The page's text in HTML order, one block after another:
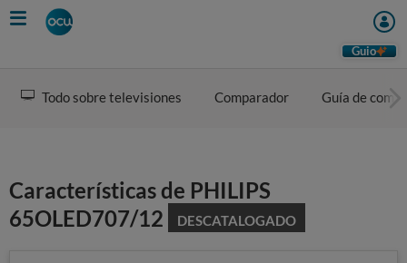
Skip
to
Guio
Todo sobre televisiones Comparador Guía de
Características de PHILIPS
65OLED707/12
DESCATALOGADO